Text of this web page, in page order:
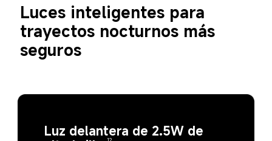
Luces inteligentes para
trayectos nocturnos más
seguros
Luz delantera de 2.5W de